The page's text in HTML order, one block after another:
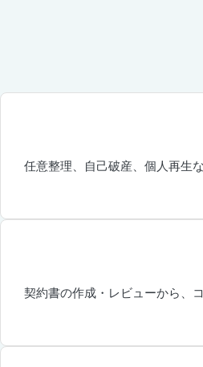
任意整理、自己破産、個人再生
契約書の作成・レビューから、